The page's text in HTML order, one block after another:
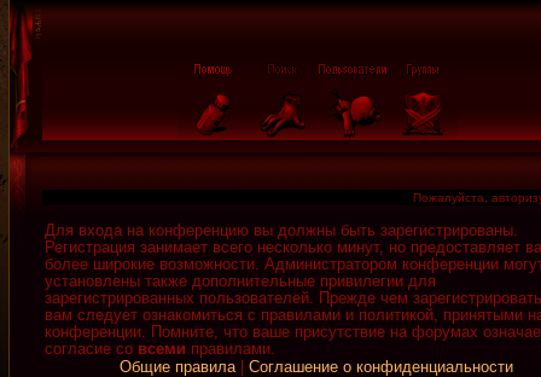
Пожалуйста,
Для входа на конференцию вы должны быть зарегистрированы.
Регистрация занимает всего несколько минут, но предоставляет
более широкие возможности. Администратором конференции
установлены также дополнительные привилегии для
зарегистрированных пользователей. Прежде чем
вам следует ознакомиться с правилами и политикой, принятыми
конференции. Помните, что ваше присутствие на форумах
согласие со всеми правилами.
Общие правила| Соглашение о конфиденциальности